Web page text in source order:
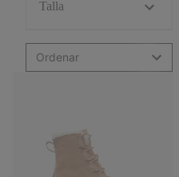
Talla
Ordenar